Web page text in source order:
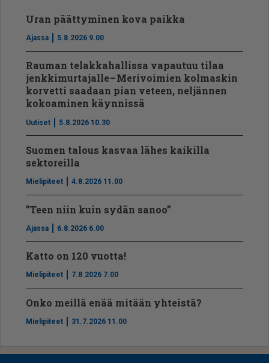
Uran päättyminen kova paikka
Ajassa 5.8.2026 9.00
Rauman telakkahallissa vapautuu tilaa
jenkkimurtajalle – Merivoimien kolmaskin
korvetti saadaan pian veteen, neljännen
kokoaminen käynnissä
Uutiset 5.8.2026 10.30
Suomen talous kasvaa lähes kaikilla
sektoreilla
Mielipiteet 4.8.2026 11.00
”Teen niin kuin sydän sanoo”
Ajassa 6.8.2026 6.00
Katto on 120 vuotta!
Mielipiteet 7.8.2026 7.00
Onko meillä enää mitään yhteistä?
Mielipiteet 31.7.2026 11.00